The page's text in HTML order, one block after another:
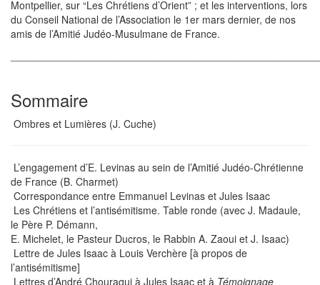
Montpellier, sur “Les Chrétiens d’Orient” ; et les interventions, lors
du Conseil National de l’Association le 1er mars dernier, de nos
amis de l’Amitié Judéo-Musulmane de France.
Sommaire
Ombres et Lumières (J. Cuche)
L’engagement d’E. Levinas au sein de l’Amitié Judéo-Chrétienne
de France (B. Charmet)
Correspondance entre Emmanuel Levinas et Jules Isaac
Les Chrétiens et l’antisémitisme. Table ronde (avec J. Madaule,
le Père P. Démann,
E. Michelet, le Pasteur Ducros, le Rabbin A. Zaoui et J. Isaac)
Lettre de Jules Isaac à Louis Verchère [à propos de
l’antisémitisme]
Lettres d’André Chouraqui à Jules Isaac et à Témoignage